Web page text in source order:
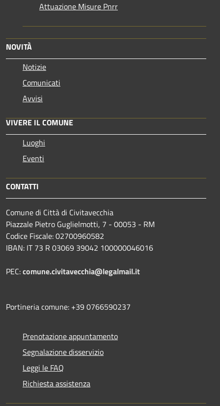
Attuazione Misure Pnrr
NOVITÀ
Notizie
Comunicati
Avvisi
VIVERE IL COMUNE
Luoghi
Eventi
CONTATTI
Comune di Città di Civitavecchia
Piazzale Pietro Guglielmotti, 7 - 00053 - RM
Codice Fiscale: 02700960582
IBAN: IT 73 R 03069 39042 100000046016
PEC:comune.civitavecchia@legalmail.it
Portineria comune: +39 0766590237
Prenotazione appuntamento
Segnalazione disservizio
Leggi le FAQ
Richiesta assistenza